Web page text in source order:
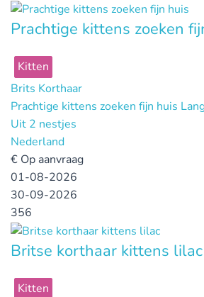
Prachtige kittens zoeken
Kitten
Brits Korthaar
Prachtige kittens zoeken fijn huis
Uit 2 nestjes
Nederland
€ Op aanvraag
01-08-2026
30-09-2026
356
Britse korthaar kittens lilac
Kitten